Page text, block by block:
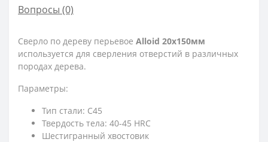
Вопросы (0)
Сверло по дереву перьевое Alloid 20x150мм
используется для сверления отверстий в различных
породах дерева.
Параметры:
Тип стали: C45
Твердость тела: 40-45 HRC
Шестигранный хвостовик